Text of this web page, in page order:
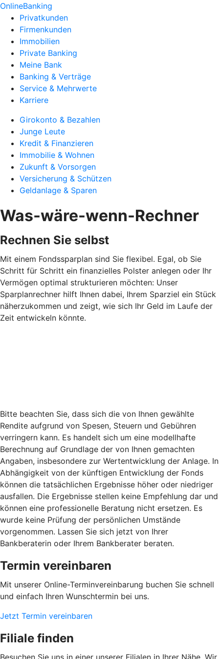
OnlineBanking
Privatkunden
Firmenkunden
Immobilien
Private Banking
Meine Bank
Banking & Verträge
Service & Mehrwerte
Karriere
Girokonto & Bezahlen
Junge Leute
Kredit & Finanzieren
Immobilie & Wohnen
Zukunft & Vorsorgen
Versicherung & Schützen
Geldanlage & Sparen
Was-wäre-wenn-Rechner
Rechnen Sie selbst
Mit einem Fondssparplan sind Sie flexibel. Egal, ob Sie
Schritt für Schritt ein finanzielles Polster anlegen oder Ihr
Vermögen optimal strukturieren möchten: Unser
Sparplanrechner hilft Ihnen dabei, Ihrem Sparziel ein Stück
näherzukommen und zeigt, wie sich Ihr Geld im Laufe der
Zeit entwickeln könnte.
Bitte beachten Sie, dass sich die von Ihnen gewählte
Rendite aufgrund von Spesen, Steuern und Gebühren
verringern kann. Es handelt sich um eine modellhafte
Berechnung auf Grundlage der von Ihnen gemachten
Angaben, insbesondere zur Wertentwicklung der Anlage. In
Abhängigkeit von der künftigen Entwicklung der Fonds
können die tatsächlichen Ergebnisse höher oder niedriger
ausfallen. Die Ergebnisse stellen keine Empfehlung dar und
können eine professionelle Beratung nicht ersetzen. Es
wurde keine Prüfung der persönlichen Umstände
vorgenommen. Lassen Sie sich jetzt von Ihrer
Bankberaterin oder Ihrem Bankberater beraten.
Termin vereinbaren
Mit unserer Online-Terminvereinbarung buchen Sie schnell
und einfach Ihren Wunschtermin bei uns.
Jetzt Termin vereinbaren
Filiale finden
Besuchen Sie uns in einer unserer Filialen in Ihrer Nähe. Wir